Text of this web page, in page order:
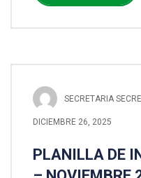
SECRETARIA
DICIEMBRE 26, 2025
PLANILLA DE